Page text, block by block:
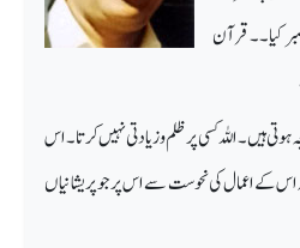
کیا۔ ۔ قرآن
ہوتی ہیں۔ اللہ کسی پر ظلم و زیادتی نہیں کرتا۔ اس
اس کے اعمال کی نحوست سے اس پر جو پریشانیاں